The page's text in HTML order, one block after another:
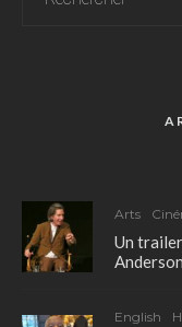
Arts
Un
English